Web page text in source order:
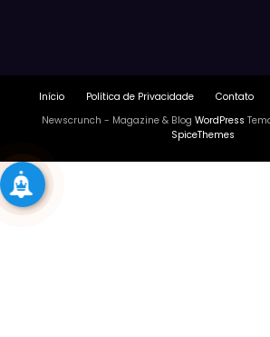
Início Política de Privacidade Contato
Newscrunch - Magazine & Blog WordPress
SpiceThemes